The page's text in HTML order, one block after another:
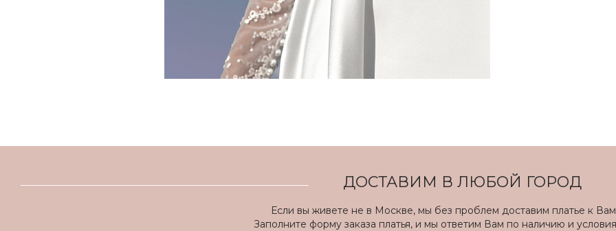
ДОСТАВИМ В ЛЮБОЙ ГОРОД
Если вы живете не в Москве, мы без проблем доставим платье к
Заполните форму заказа платья, и мы ответим Вам по наличию и